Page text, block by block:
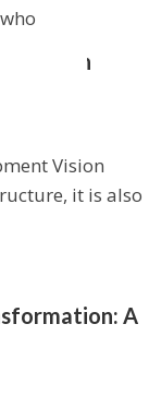
Vision
Vision
it is also
A